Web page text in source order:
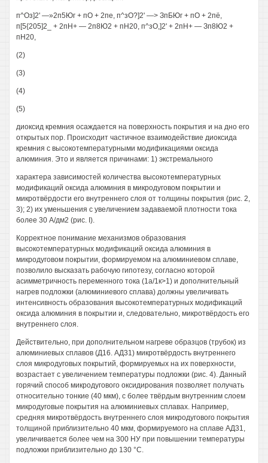
п^Оз]2' —»2п5Юг + пО + 2пе, п^зО?]2' —> ЗпБЮг + пО + 2пё,
п[5{205]2_ + 2пН+ — 2п8Ю2 + пН20, п^зО,]2' + 2пН+ — Зп8Ю2 +
пН20,
(2)
(3)
(4)
(5)
диоксид кремния осаждается на поверхность покрытия и на дно его
открытых пор. Происходит частичное взаимодействие диоксида
кремния с высокотемпературными модификациями оксида
алюминия. Это и является причинами: 1) экстремального
характера зависимостей количества высокотемпературных
модификаций оксида алюминия в микродуговом покрытии и
микротвёрдости его внутреннего слоя от толщины покрытия (рис. 2,
3); 2) их уменьшения с увеличением задаваемой плотности тока
более 30 А/дм2 (рис. I).
Корректное понимание механизмов образования
высокотемпературных модификаций оксида алюминия в
микродуговом покрытии, формируемом на алюминиевом сплаве,
позволило высказать рабочую гипотезу, согласно которой
асимметричность переменного тока (1а/1к>1) и дополнительный
нагрев подложки (алюминиевого сплава) должны увеличивать
интенсивность образования высокотемпературных модификаций
оксида алюминия в покрытии и, следовательно, микротвёрдость его
внутреннего слоя.
Действительно, при дополнительном нагреве образцов (трубок) из
алюминиевых сплавов (Д16. АД31) микротвёрдость внутреннего
слоя микродуговых покрытий, формируемых на их поверхности,
возрастает с увеличением температуры подложки (рис. 4). Данный
горячий способ микродугового оксидирования позволяет получать
относительно тонкие (40 мкм), с более твёрдым внутренним слоем
микродуговые покрытия на алюминиевых сплавах. Например,
средняя микротвёрдость внутреннего слоя микродугового покрытия
толщиной приблизительно 40 мкм, формируемого на сплаве АД31,
увеличивается более чем на 300 НУ при повышении температуры
подложки приблизительно до 130 °С.